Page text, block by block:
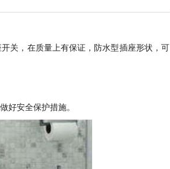
关，在质量上有保证，防水型插座形状，可
好安全保护措施。